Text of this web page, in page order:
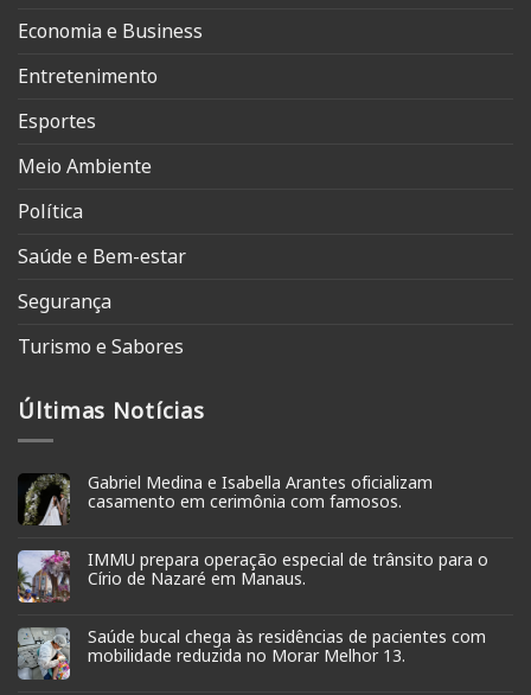
Economia e Business
Entretenimento
Esportes
Meio Ambiente
Política
Saúde e Bem-estar
Segurança
Turismo e Sabores
Últimas Notícias
Gabriel Medina e Isabella Arantes oficializam
casamento em cerimônia com famosos.
IMMU prepara operação especial de trânsito para o
Círio de Nazaré em Manaus.
Saúde bucal chega às residências de pacientes com
mobilidade reduzida no Morar Melhor 13.